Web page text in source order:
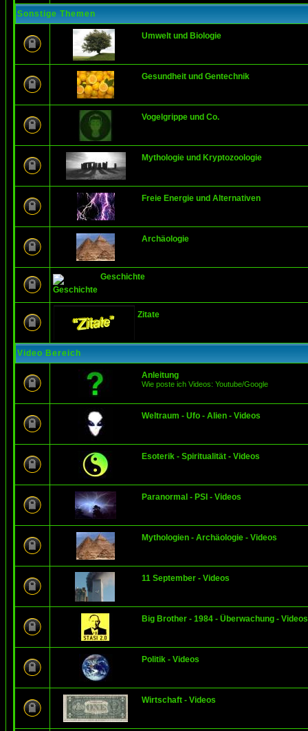
Sonstige Themen
Umwelt und Biologie
Gesundheit und Gentechnik
Vogelgrippe und Co.
Mythologie und Kryptozoologie
Freie Energie und Alternativen
Archäologie
Geschichte
Zitate
Video Bereich
Anleitung
Wie poste ich Videos: Youtube/Google
Weltraum - Ufo - Alien - Videos
Esoterik - Spiritualität - Videos
Paranormal - PSI - Videos
Mythologien - Archäologie - Videos
11 September - Videos
Big Brother - 1984 - Überwachung - Videos
Politik - Videos
Wirtschaft - Videos